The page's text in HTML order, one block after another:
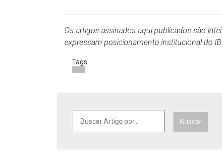
Os artigos assinados aqui publicados são
expressam posicionamento institucional do
Tags:
Buscar